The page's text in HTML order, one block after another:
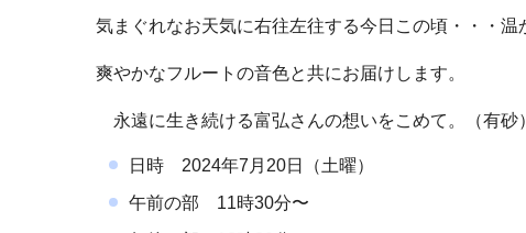
気まぐれなお天気に右往左往する今日この頃・・・温
爽やかなフルートの音色と共にお届けします。
永遠に生き続ける富弘さんの想いをこめて。（有砂）
日時 2024年7月20日（土曜）
午前の部 11時30分〜